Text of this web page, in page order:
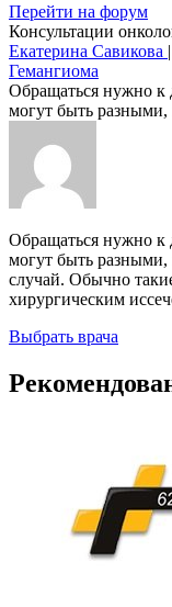
Перейти на форум
Консультации
Екатерина Савикова |
Гемангиома
Обращаться нужно к
могут быть разными,
Обращаться нужно к
могут быть разными,
случай. Обычно
хирургическим
Выбрать врача